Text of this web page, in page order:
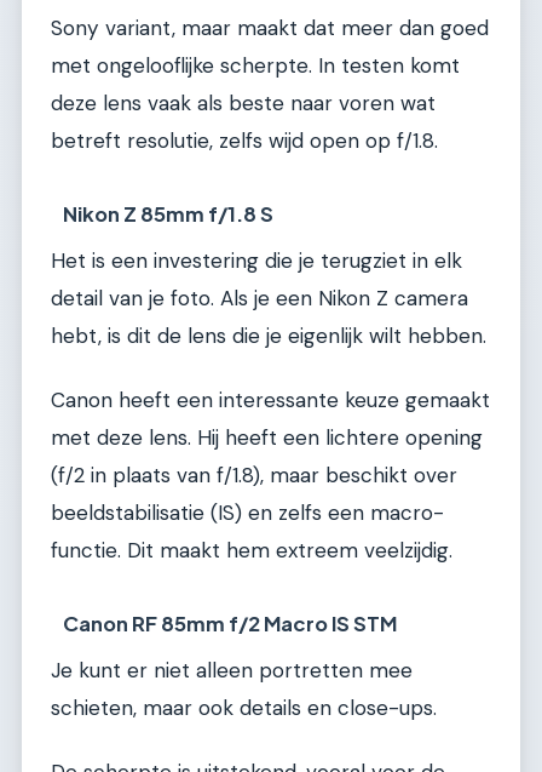
Sony variant, maar maakt dat meer dan goed
met ongelooflijke scherpte. In testen komt
deze lens vaak als beste naar voren wat
betreft resolutie, zelfs wijd open op f/1.8.
Nikon Z 85mm f/1.8 S
Het is een investering die je terugziet in elk
detail van je foto. Als je een Nikon Z camera
hebt, is dit de lens die je eigenlijk wilt hebben.
Canon heeft een interessante keuze gemaakt
met deze lens. Hij heeft een lichtere opening
(f/2 in plaats van f/1.8), maar beschikt over
beeldstabilisatie (IS) en zelfs een macro-
functie. Dit maakt hem extreem veelzijdig.
Canon RF 85mm f/2 Macro IS STM
Je kunt er niet alleen portretten mee
schieten, maar ook details en close-ups.